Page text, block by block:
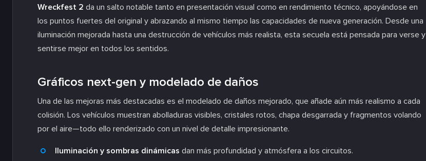
Wreckfest 2 da un salto notable tanto en presentación visual como en rendimiento técnico, apoyándose en
los puntos fuertes del original y abrazando al mismo tiempo las capacidades de nueva generación. Desde una
iluminación mejorada hasta una destrucción de vehículos más realista, esta secuela está pensada para verse y
sentirse mejor en todos los sentidos.
Gráficos next-gen y modelado de daños
Una de las mejoras más destacadas es el modelado de daños mejorado, que añade aún más realismo a cada
colisión. Los vehículos muestran abolladuras visibles, cristales rotos, chapa desgarrada y fragmentos volando
por el aire—todo ello renderizado con un nivel de detalle impresionante.
Iluminación y sombras dinámicas dan más profundidad y atmósfera a los circuitos.